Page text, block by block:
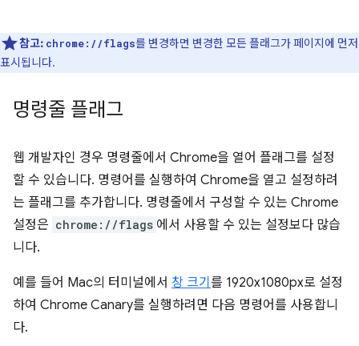
참고: chrome://flags를 변경하면 변경한 모든 플래그가 페이지에 먼저
표시됩니다.
명령줄 플래그
웹 개발자인 경우 명령줄에서 Chrome을 열어 플래그를 설정
할 수 있습니다. 명령어를 실행하여 Chrome을 열고 설정하려
는 플래그를 추가합니다. 명령줄에서 구성할 수 있는 Chrome
설정은 chrome://flags 에서 사용할 수 있는 설정보다 많습
니다.
예를 들어 Mac의 터미널에서 창 크기 를 1920x1080px로 설정
하여 Chrome Canary를 실행하려면 다음 명령어를 사용합니
다.